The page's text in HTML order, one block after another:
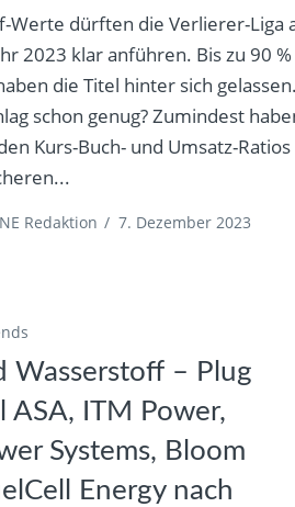
Werte dürften die Verlierer-Liga
2023 klar anführen. Bis zu 90 %
die Titel hinter sich gelassen.
schon genug? Zumindest
Kurs-Buch- und Umsatz-Ratios
Redaktion / 7. Dezember 2023
Wasserstoff – Plug
ASA, ITM Power,
Systems, Bloom
Energy nach